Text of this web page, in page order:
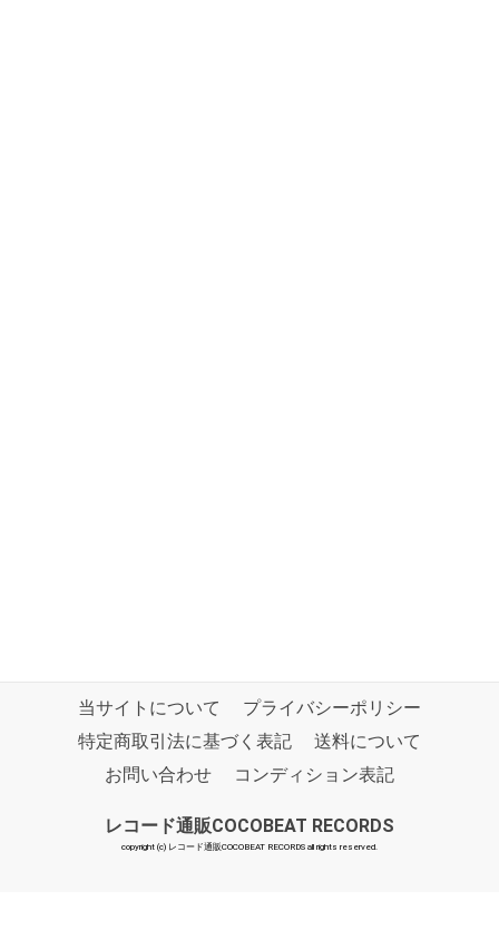
当サイトについて
プライバシーポリシー
特定商取引法に基づく表記
送料について
お問い合わせ
コンディション表記
レコード通販COCOBEAT RECORDS
copyright (c) レコード通販COCOBEAT RECORDS all rights reserved.